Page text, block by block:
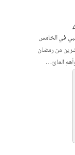
في الخامس
والعشرين من رمضان
العائ…